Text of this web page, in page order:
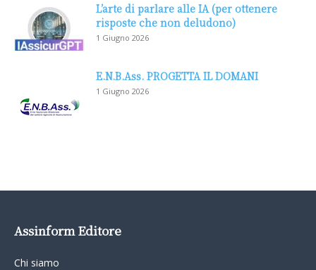
L’arte di parlare alle IA (per ottenere
risposte che non deludono)
1 Giugno 2026
E.N.B.Ass. PROGETTA IL DOMANI
1 Giugno 2026
Assinform Editore
Chi siamo